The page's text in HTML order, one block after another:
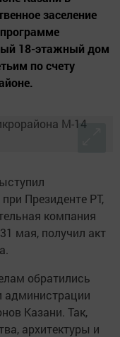
заселение
18-этажный дом
по счету
Президенте РТ,
компания
мая, получил акт
обратились
администрации
Казани. Так,
архитектуры и